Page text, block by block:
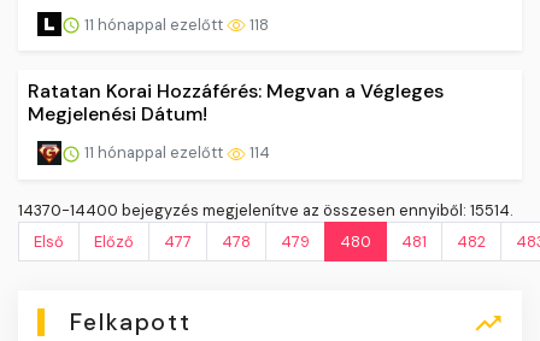
11 hónappal ezelőtt 118
Ratatan Korai Hozzáférés: Megvan a Végleges
Megjelenési Dátum!
11 hónappal ezelőtt 114
14370-14400 bejegyzés megjelenítve az összesen ennyiből: 15514.
Első
Előző 477 478 479 480 481 482
Felkapott